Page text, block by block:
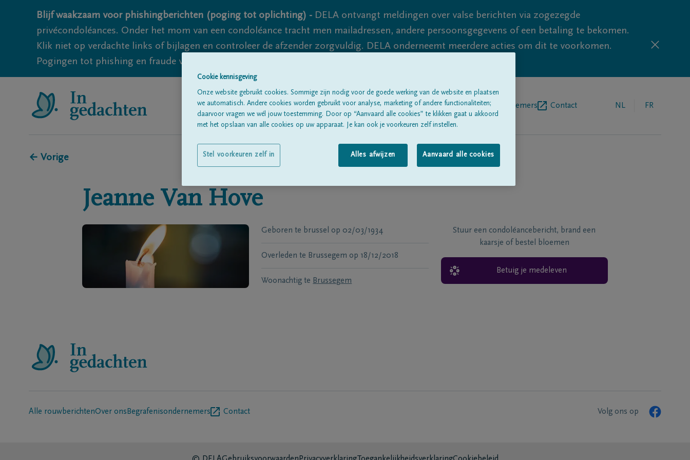
Blijf waakzaam voor phishingberichten (poging tot oplichting) - DELA ontvangt meldingen over valse berichten via zogezegde
privécondoléances. Onder het mom van een condoléance tracht men mailadressen, andere persoonsgegevens of een betaling te bekomen.
Klik niet op verdachte links of bijlagen en controleer de afzender zorgvuldig. DELA onderneemt meerdere acties om dit te voorkomen.
Pogingen tot phishing en fraude vallen echter nooit volledig uit te sluiten, dus blijf waakzaam.
Alle rouwberichten Over onsBegrafenisondernemers Contact NL FR
← Vorige
Jeanne Van Hove
Geboren te brussel op 02/03/1934
Overleden te Brussegem op 18/12/2018
Woonachtig te Brussegem
Stuur een condoléancebericht, brand een
kaarsje of bestel bloemen
Betuig je medeleven
Alle rouwberichtenOver ons Begrafenisondernemers Contact Volg ons op
Cookie kennisgeving
Onze website gebruikt cookies. Sommige zijn nodig voor de goede werking van de website en plaatsen
we automatisch. Andere cookies worden gebruikt voor analyse, marketing of andere functionaliteiten;
daarvoor vragen we wél jouw toestemming. Door op “Aanvaard alle cookies” te klikken gaat u akkoord
met het opslaan van alle cookies op uw apparaat. Je kan ook je voorkeuren zelf instellen.
Alles afwijzen Aanvaard alle cookies
Stel voorkeuren zelf in